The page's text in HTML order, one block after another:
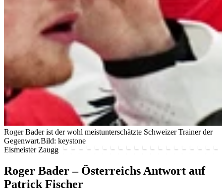
Roger Bader ist der wohl meistunterschätzte Schweizer Trainer der
Gegenwart.Bild: keystone
Eismeister Zaugg
Roger Bader – Österreichs Antwort auf
Patrick Fischer